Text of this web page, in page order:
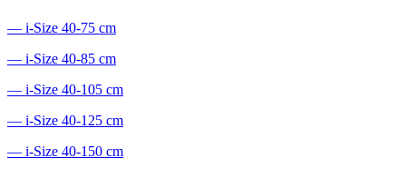
― i-Size 40-75 cm
― i-Size 40-85 cm
― i-Size 40-105 cm
― i-Size 40-125 cm
― i-Size 40-150 cm